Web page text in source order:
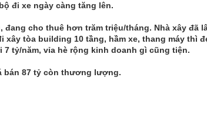
đi xe ngày càng tăng lên.
đang cho thuê hơn trăm triệu/tháng. Nhà xây đã
xây tòa building 10 tầng, hầm xe, thang máy thì
tỷ/năm, vỉa hè rộng kinh doanh gì cũng tiện.
bán 87 tỷ còn thương lượng.